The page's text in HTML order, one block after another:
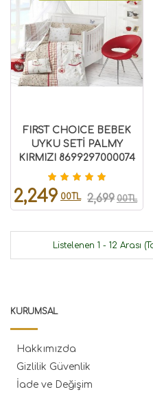
FIRST CHOICE BEBEK
UYKU SETİ PALMY
KIRMIZI 8699297000074
2,249 00TL 2,699 00TL
Listelenen 1 - 12 Arası
KURUMSAL
Hakkımızda
Gizlilik Güvenlik
İade ve Değişim